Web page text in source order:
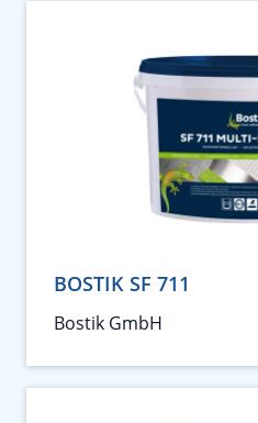
BOSTIK SF 711
Bostik GmbH